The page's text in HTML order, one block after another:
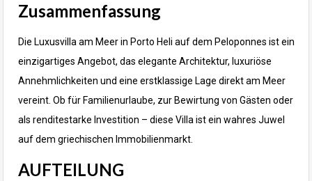
Zusammenfassung
Die Luxusvilla am Meer in Porto Heli auf dem Peloponnes ist ein
einzigartiges Angebot, das elegante Architektur, luxuriöse
Annehmlichkeiten und eine erstklassige Lage direkt am Meer
vereint. Ob für Familienurlaube, zur Bewirtung von Gästen oder
als renditestarke Investition – diese Villa ist ein wahres Juwel
auf dem griechischen Immobilienmarkt.
AUFTEILUNG